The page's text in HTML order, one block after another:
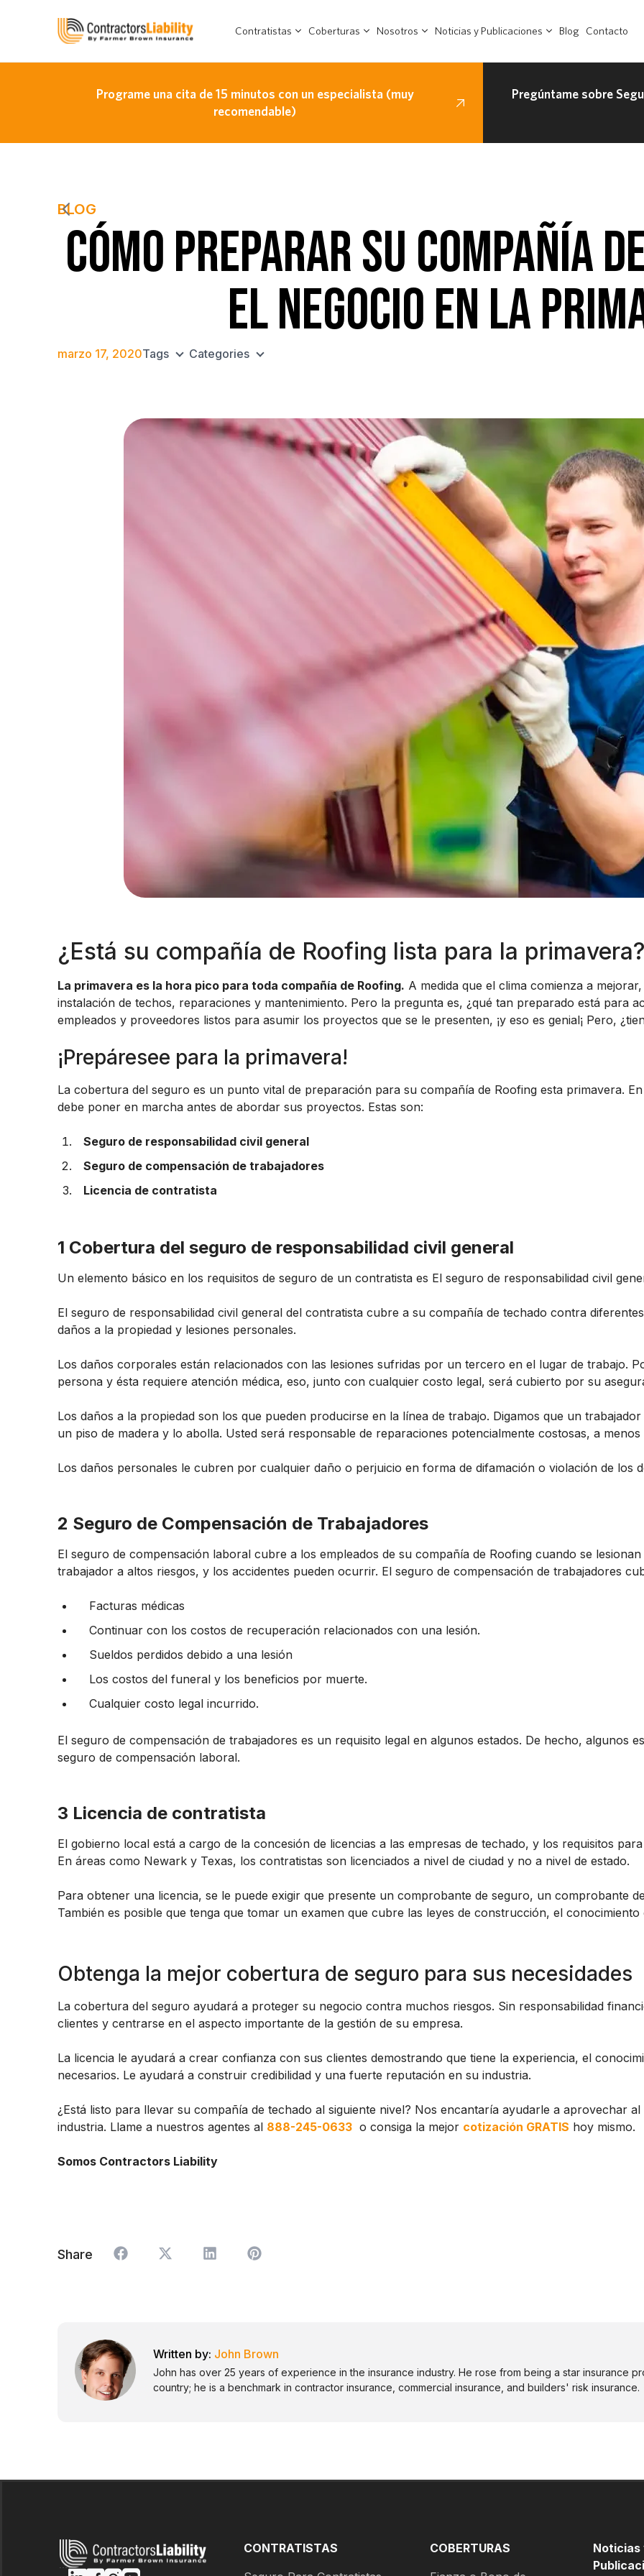
Contratistas Coberturas Nosotros Noticias y Publicaciones Blog Contacto
Programe una cita de 15 minutos con un especialista (muy
recomendable)
Pregúntame sobre
BLOG
CÓMO PREPARAR SU COMPAÑÍA
EL NEGOCIO EN LA
marzo 17, 2020Tags Categories
¿Está su compañía de Roofing lista para la
La primavera es la hora pico para toda compañía de Roofing. A medida que el clima comienza a
instalación de techos, reparaciones y mantenimiento. Pero la pregunta es, ¿qué tan preparado está para
empleados y proveedores listos para asumir los proyectos que se le presenten, ¡y eso es genial¡ Pero,
¡Prepáresee para la primavera!
La cobertura del seguro es un punto vital de preparación para su compañía de Roofing esta primavera.
debe poner en marcha antes de abordar sus proyectos. Estas son:
Seguro de responsabilidad civil general
Seguro de compensación de trabajadores
Licencia de contratista
1 Cobertura del seguro de responsabilidad civil general
Un elemento básico en los requisitos de seguro de un contratista es El seguro de responsabilidad civil
El seguro de responsabilidad civil general del contratista cubre a su compañía de techado contra
daños a la propiedad y lesiones personales.
Los daños corporales están relacionados con las lesiones sufridas por un tercero en el lugar de trabajo.
persona y ésta requiere atención médica, eso, junto con cualquier costo legal, será cubierto por su
Los daños a la propiedad son los que pueden producirse en la línea de trabajo. Digamos que un
un piso de madera y lo abolla. Usted será responsable de reparaciones potencialmente costosas, a
Los daños personales le cubren por cualquier daño o perjuicio en forma de difamación o violación de los
2 Seguro de Compensación de Trabajadores
El seguro de compensación laboral cubre a los empleados de su compañía de Roofing cuando se
trabajador a altos riesgos, y los accidentes pueden ocurrir. El seguro de compensación de trabajadores
Facturas médicas
Continuar con los costos de recuperación relacionados con una lesión.
Sueldos perdidos debido a una lesión
Los costos del funeral y los beneficios por muerte.
Cualquier costo legal incurrido.
El seguro de compensación de trabajadores es un requisito legal en algunos estados. De hecho, algunos
seguro de compensación laboral.
3 Licencia de contratista
El gobierno local está a cargo de la concesión de licencias a las empresas de techado, y los requisitos
En áreas como Newark y Texas, los contratistas son licenciados a nivel de ciudad y no a nivel de estado.
Para obtener una licencia, se le puede exigir que presente un comprobante de seguro, un comprobante
También es posible que tenga que tomar un examen que cubre las leyes de construcción, el
Obtenga la mejor cobertura de seguro para sus necesidades
La cobertura del seguro ayudará a proteger su negocio contra muchos riesgos. Sin responsabilidad
clientes y centrarse en el aspecto importante de la gestión de su empresa.
La licencia le ayudará a crear confianza con sus clientes demostrando que tiene la experiencia, el
necesarios. Le ayudará a construir credibilidad y una fuerte reputación en su industria.
¿Está listo para llevar su compañía de techado al siguiente nivel? Nos encantaría ayudarle a aprovechar
industria. Llame a nuestros agentes al 888-245-0633 o consiga la mejor cotización GRATIS hoy mismo.
Somos Contractors Liability
Share
John Brown
John has over 25 years of experience in the insurance industry. He rose from being a star insurance
country; he is a benchmark in contractor insurance, commercial insurance, and builders' risk insurance.
CONTRATISTAS
COBERTURAS
Noticias